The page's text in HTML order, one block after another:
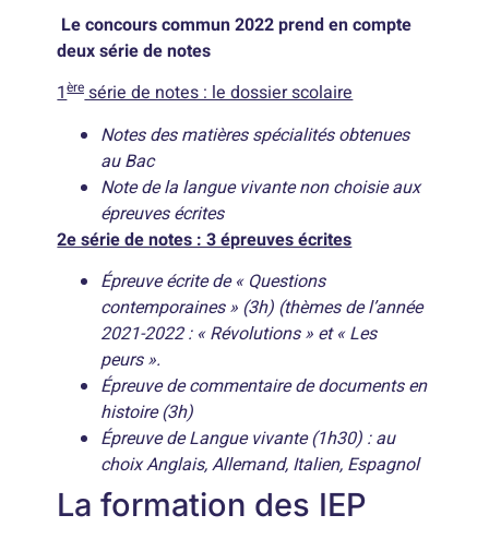
Le concours commun 2022 prend en compte
deux série de notes
1èresérie de notes : le dossier scolaire
Notes des matières spécialités obtenues
au Bac
Note de la langue vivante non choisie aux
épreuves écrites
2e série de notes : 3 épreuves écrites
Épreuve écrite de « Questions
contemporaines » (3h) (thèmes de l’année
2021-2022 : « Révolutions » et « Les
peurs ».
Épreuve de commentaire de documents en
histoire (3h)
Épreuve de Langue vivante (1h30) : au
choix Anglais, Allemand, Italien, Espagnol
La formation des IEP